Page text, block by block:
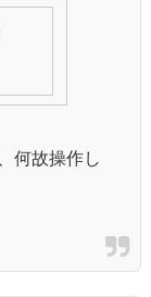
何故操作し